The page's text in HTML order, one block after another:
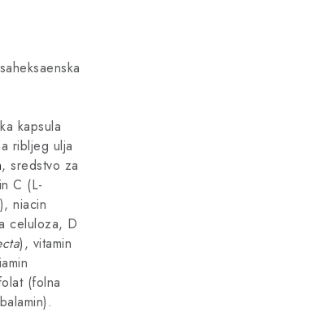
ribljeg ulja
, sredstvo za
C (L-
niacin
celuloza, D
), vitamin
(folna